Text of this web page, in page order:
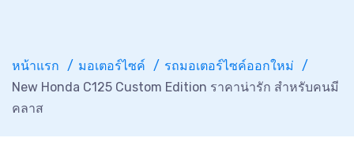
หน้าแรก มอเตอร์ไซค์
รถมอเตอร์ไซค์ออกใหม่
New Honda C125 Custom Edition ราคาน่ารัก สำหรับคนมี
คลาส